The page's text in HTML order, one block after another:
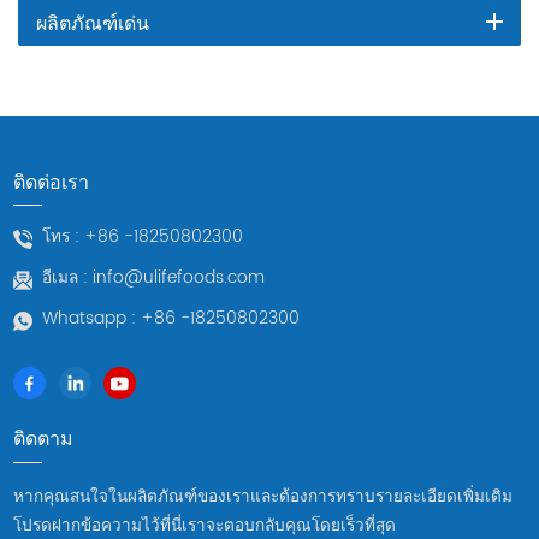
ผลิตภัณฑ์เด่น
ติดต่อเรา
โทร : +86 -18250802300
อีเมล : info@ulifefoods.com
Whatsapp : +86 -18250802300
ติดตาม
หากคุณสนใจในผลิตภัณฑ์ของเราและต้องการทราบรายละเอียดเพิ่มเติม
โปรดฝากข้อความไว้ที่นี่เราจะตอบกลับคุณโดยเร็วที่สุด